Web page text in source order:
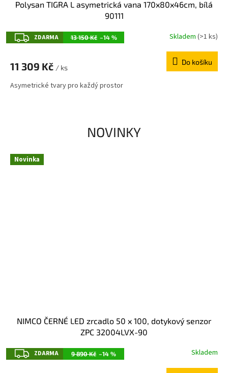
Z
A
R
ZDARMA 13 150 Kč –14 %
Polysan TIGRA L asymetrická vana 170x80x46cm, bílá
90111
Skladem (>1 ks)
11 309 Kč / ks
Do košíku
Asymetrické tvary pro každý prostor
NOVINKY
Novinka
ZZDARMA 9 890 Kč –14 %
NIMCO ČERNÉ LED zrcadlo 50 x 100, dotykový senzor
ZPC 32004LVX-90
Skladem